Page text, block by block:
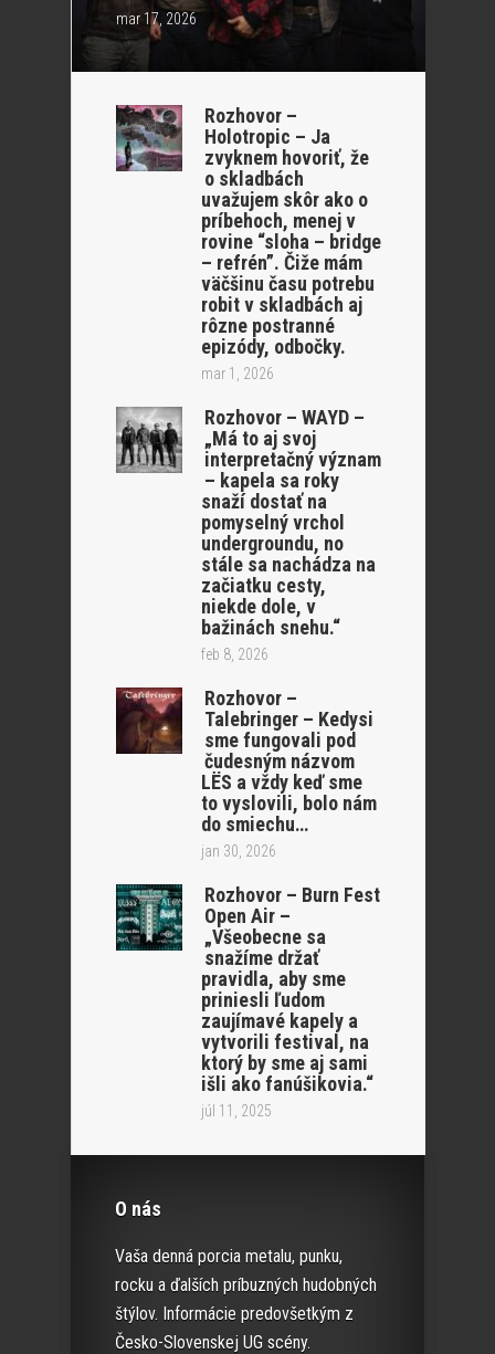
mar 17, 2026
Rozhovor –
Holotropic – Ja
zvyknem hovoriť, že
o skladbách
uvažujem skôr ako o
príbehoch, menej v
rovine “sloha – bridge
– refrén”. Čiže mám
väčšinu času potrebu
robit v skladbách aj
rôzne postranné
epizódy, odbočky.
mar 1, 2026
Rozhovor – WAYD –
„Má to aj svoj
interpretačný význam
– kapela sa roky
snaží dostať na
pomyselný vrchol
undergroundu, no
stále sa nachádza na
začiatku cesty,
niekde dole, v
bažinách snehu.“
feb 8, 2026
Rozhovor –
Talebringer – Kedysi
sme fungovali pod
čudesným názvom
LËS a vždy keď sme
to vyslovili, bolo nám
do smiechu…
jan 30, 2026
Rozhovor – Burn Fest
Open Air –
„Všeobecne sa
snažíme držať
pravidla, aby sme
priniesli ľudom
zaujímavé kapely a
vytvorili festival, na
ktorý by sme aj sami
išli ako fanúšikovia.“
júl 11, 2025
O nás
Vaša denná porcia metalu, punku,
rocku a ďalších príbuzných hudobných
štýlov. Informácie predovšetkým z
Česko-Slovenskej UG scény.